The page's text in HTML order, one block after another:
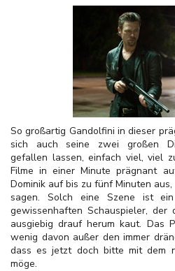
So großartig Gandolfini in dieser
sich auch seine zwei großen
gefallen lassen, einfach viel, viel
Filme in einer Minute prägnant
Dominik auf bis zu fünf Minuten
sagen. Solch eine Szene ist
gewissenhaften Schauspieler,
ausgiebig drauf herum kaut. Das
wenig davon außer den immer
dass es jetzt doch bitte mit dem
möge.